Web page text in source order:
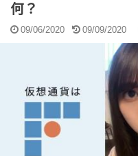
何？
09/06/2020 09/09/2020